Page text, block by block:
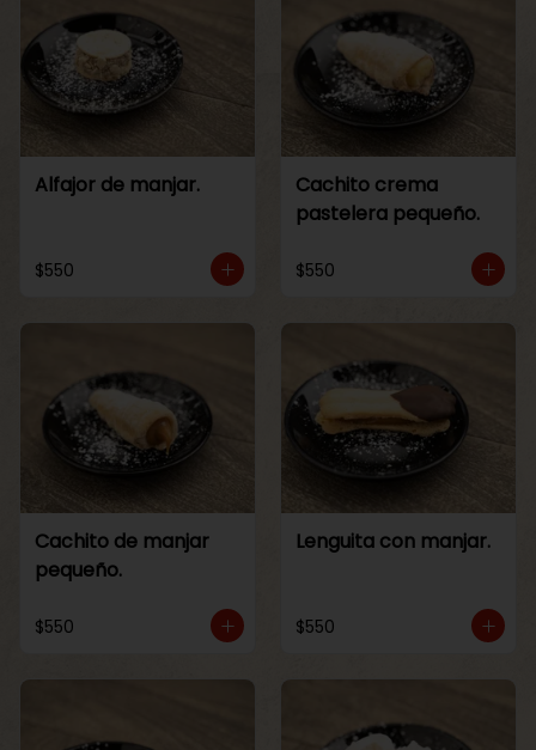
Alfajor de manjar.
$550
Cachito crema
pastelera pequeño.
$550
Cachito de manjar
pequeño.
$550
Lenguita con manjar.
$550